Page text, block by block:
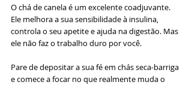
O chá de canela é um excelente coadjuvante.
Ele melhora a sua sensibilidade à insulina,
controla o seu apetite e ajuda na digestão. Mas
ele não faz o trabalho duro por você.
Pare de depositar a sua fé em chás seca-barriga
e comece a focar no que realmente muda o